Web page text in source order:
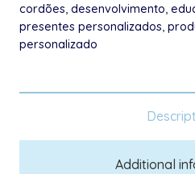
cordões, desenvolvimento,
presentes personalizados,
personalizado
Additional